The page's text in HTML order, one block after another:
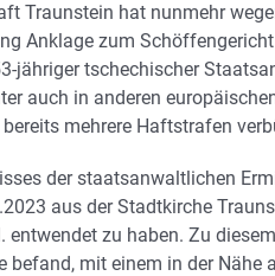
Traunstein hat nunmehr
Anklage zum
jähriger tschechischer
auch in anderen
mehrere Haftstrafen
der staatsanwaltlichen
aus der Stadtkirche
entwendet zu haben. Zu
befand, mit einem in der